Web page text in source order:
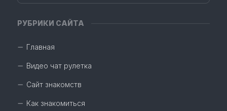
РУБРИКИ САЙТА
Главная
Видео чат рулетка
Сайт знакомств
Как знакомиться